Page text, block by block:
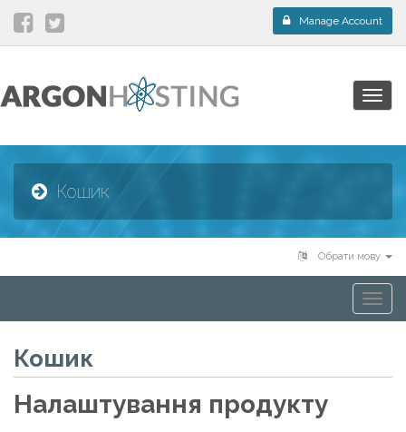
Manage Account
Кошик
Обрати мову
Кошик
Налаштування продукту